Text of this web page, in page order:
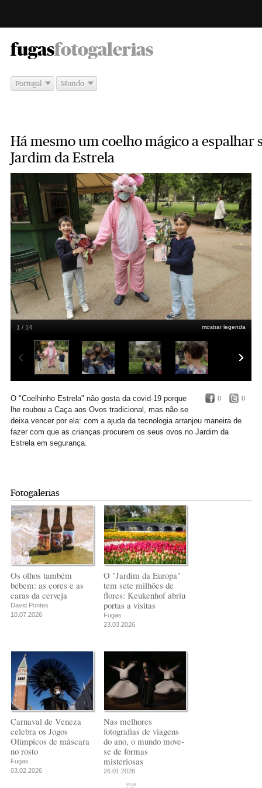
fugas -
fotogalerias
Portugal Mundo
Há mesmo um coelho mágico a espalhar
Jardim da Estrela
mostrar legenda
1 / 14
0 0
O "Coelhinho Estrela" não gosta da covid-19 porque
lhe roubou a Caça aos Ovos tradicional, mas não se
deixa vencer por ela: com a ajuda da tecnologia arranjou maneira de
fazer com que as crianças procurem os seus ovos no Jardim da
Estrela em segurança.
Fotogalerias
Os olhos também
bebem: as cores e as
caras da cerveja
David Pontes
10.07.2026
O "Jardim da Europa"
tem sete milhões de
flores: Keukenhof abriu
portas a visitas
Fugas
23.03.2026
Carnaval de Veneza
celebra os Jogos
Olímpicos de máscara
no rosto
Fugas
03.02.2026
Nas melhores
fotografias de viagens
do ano, o mundo move-
se de formas
misteriosas
26.01.2026
PUB